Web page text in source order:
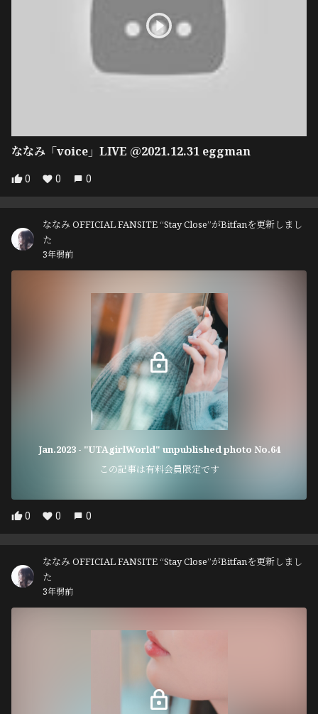
ななみ「voice」LIVE ＠2021.12.31 eggman
0 0 0
ななみ OFFICIAL FANSITE “Stay Close”がBitfanを更新しまし
た
3年弱前
Jan.2023 - "UTAgirlWorld" unpublished photo No.64
この記事は有料会員限定です
0 0 0
ななみ OFFICIAL FANSITE “Stay Close”がBitfanを更新しまし
た
3年弱前